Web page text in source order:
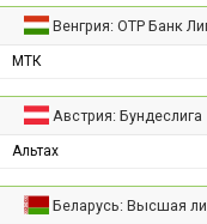
Венгрия: ОТР Банк
МТК
Австрия: Бундеслига
Альтах
Беларусь: Высшая